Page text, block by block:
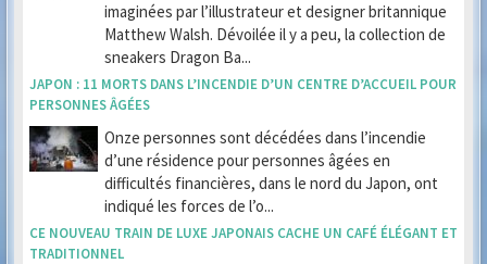
imaginées par l’illustrateur et designer britannique
Matthew Walsh. Dévoilée il y a peu, la collection de
sneakers Dragon Ba...
JAPON : 11 MORTS DANS L’INCENDIE D’UN CENTRE D’ACCUEIL POUR
PERSONNES ÂGÉES
Onze personnes sont décédées dans l’incendie
d’une résidence pour personnes âgées en
difficultés financières, dans le nord du Japon, ont
indiqué les forces de l’o...
CE NOUVEAU TRAIN DE LUXE JAPONAIS CACHE UN CAFÉ ÉLÉGANT ET
TRADITIONNEL